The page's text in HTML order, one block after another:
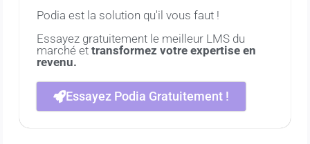
Podia est la solution qu'il vous faut !
Essayez gratuitement le meilleur LMS du
marché ettransformez votre expertise en
revenu.
Essayez Podia Gratuitement !